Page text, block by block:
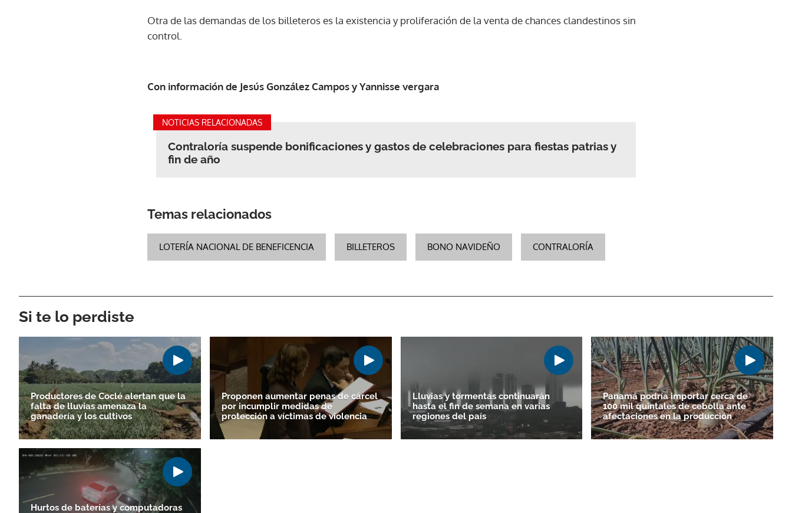
Gracias por suscribirte a nuestro boletín.
Otra de las demandas de los billeteros es la existencia y proliferación de la venta de chances clandestinos sin
control.
Con información de Jesús González Campos y Yannisse vergara
NOTICIAS RELACIONADAS
Contraloría suspende bonificaciones y gastos de celebraciones para fiestas patrias y
fin de año
Temas relacionados
LOTERÍA NACIONAL DE BENEFICENCIA BILLETEROS BONO NAVIDEÑO CONTRALORÍA
Si te lo perdiste
Productores de Coclé alertan que la
falta de lluvias amenaza la
ganadería y los cultivos
Proponen aumentar penas de cárcel
por incumplir medidas de
protección a víctimas de violencia
Lluvias y tormentas continuarán
hasta el fin de semana en varias
regiones del país
Panamá podría importar cerca de
100 mil quintales de cebolla ante
afectaciones en la producción
Hurtos de baterías y computadoras